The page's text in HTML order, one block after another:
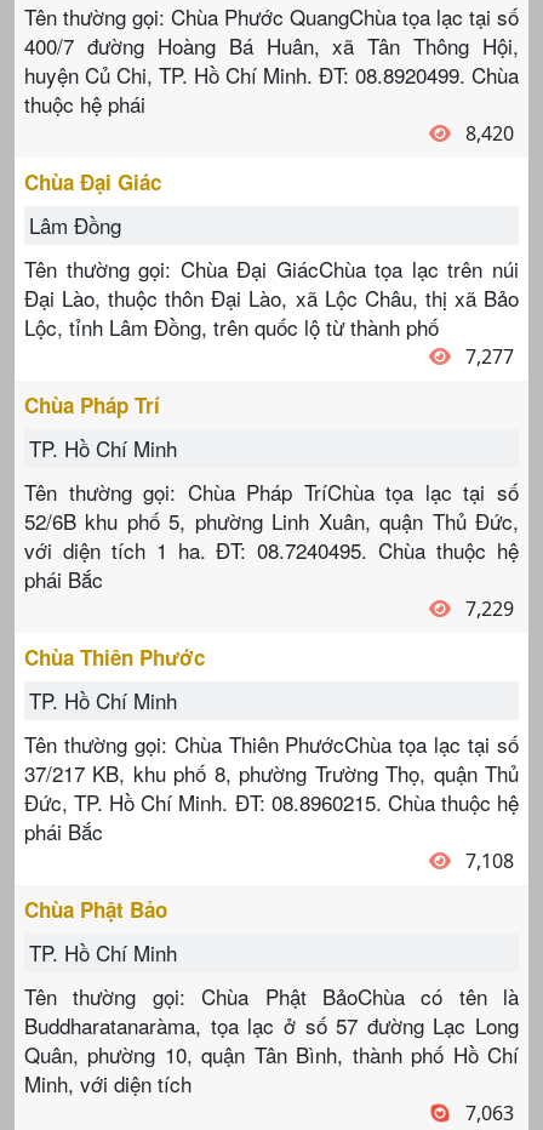
Tên thường gọi: Chùa Phước QuangChùa tọa lạc tại số
400/7 đường Hoàng Bá Huân, xã Tân Thông Hội,
huyện Củ Chi, TP. Hồ Chí Minh. ĐT: 08.8920499. Chùa
thuộc hệ phái
8,420
Chùa Đại Giác
Lâm Đồng
Tên thường gọi: Chùa Đại GiácChùa tọa lạc trên núi
Đại Lào, thuộc thôn Đại Lào, xã Lộc Châu, thị xã Bảo
Lộc, tỉnh Lâm Đồng, trên quốc lộ từ thành phố
7,277
Chùa Pháp Trí
TP. Hồ Chí Minh
Tên thường gọi: Chùa Pháp TríChùa tọa lạc tại số
52/6B khu phố 5, phường Linh Xuân, quận Thủ Đức,
với diện tích 1 ha. ĐT: 08.7240495. Chùa thuộc hệ
phái Bắc
7,229
Chùa Thiên Phước
TP. Hồ Chí Minh
Tên thường gọi: Chùa Thiên PhướcChùa tọa lạc tại số
37/217 KB, khu phố 8, phường Trường Thọ, quận Thủ
Đức, TP. Hồ Chí Minh. ĐT: 08.8960215. Chùa thuộc hệ
phái Bắc
7,108
Chùa Phật Bảo
TP. Hồ Chí Minh
Tên thường gọi: Chùa Phật BảoChùa có tên là
Buddharatanaràma, tọa lạc ở số 57 đường Lạc Long
Quân, phường 10, quận Tân Bình, thành phố Hồ Chí
Minh, với diện tích
7,063